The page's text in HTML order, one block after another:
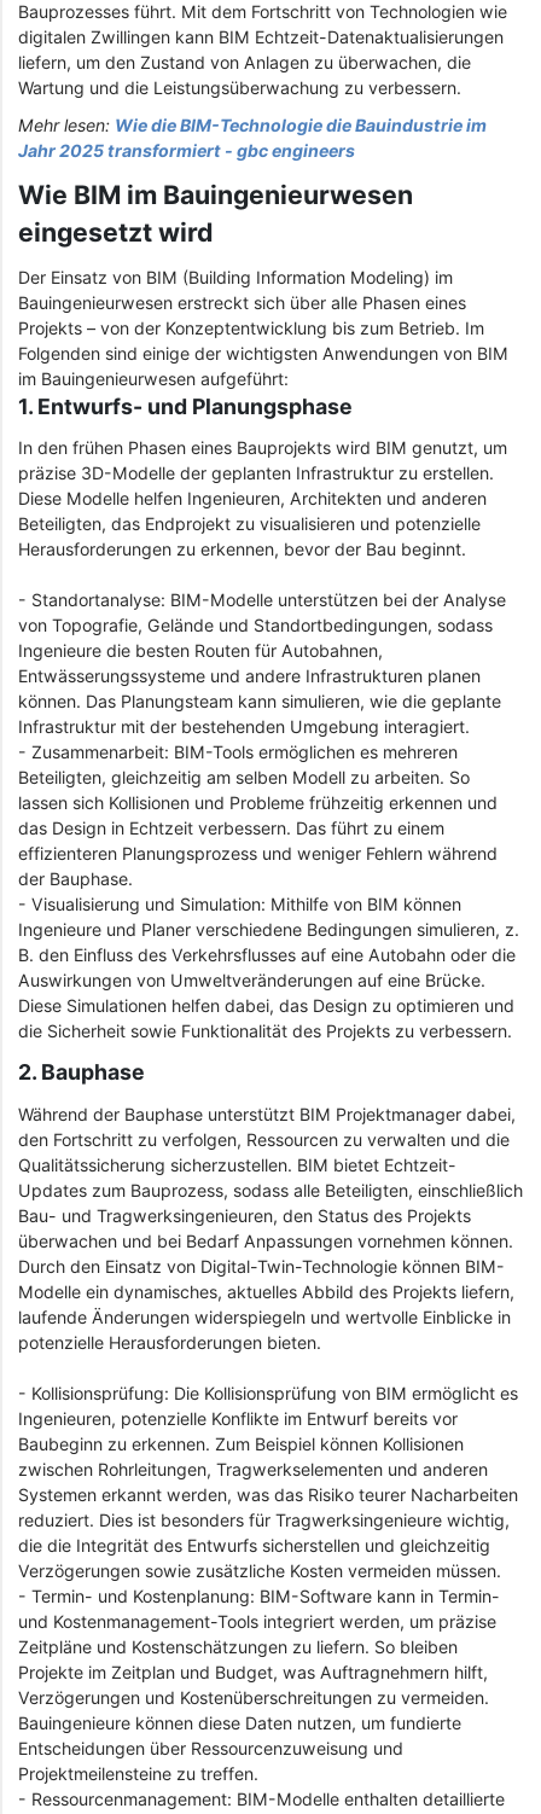
Bauprozesses führt. Mit dem Fortschritt von Technologien wie
digitalen Zwillingen kann BIM Echtzeit-Datenaktualisierungen
liefern, um den Zustand von Anlagen zu überwachen, die
Wartung und die Leistungsüberwachung zu verbessern.
Mehr lesen: Wie die BIM-Technologie die Bauindustrie im
Jahr 2025 transformiert - gbc engineers
Wie BIM im Bauingenieurwesen
eingesetzt wird
Der Einsatz von BIM (Building Information Modeling) im
Bauingenieurwesen erstreckt sich über alle Phasen eines
Projekts – von der Konzeptentwicklung bis zum Betrieb. Im
Folgenden sind einige der wichtigsten Anwendungen von BIM
im Bauingenieurwesen aufgeführt:
1. Entwurfs- und Planungsphase
In den frühen Phasen eines Bauprojekts wird BIM genutzt, um
präzise 3D-Modelle der geplanten Infrastruktur zu erstellen.
Diese Modelle helfen Ingenieuren, Architekten und anderen
Beteiligten, das Endprojekt zu visualisieren und potenzielle
Herausforderungen zu erkennen, bevor der Bau beginnt.
- Standortanalyse: BIM-Modelle unterstützen bei der Analyse
von Topografie, Gelände und Standortbedingungen, sodass
Ingenieure die besten Routen für Autobahnen,
Entwässerungssysteme und andere Infrastrukturen planen
können. Das Planungsteam kann simulieren, wie die geplante
Infrastruktur mit der bestehenden Umgebung interagiert.
- Zusammenarbeit: BIM-Tools ermöglichen es mehreren
Beteiligten, gleichzeitig am selben Modell zu arbeiten. So
lassen sich Kollisionen und Probleme frühzeitig erkennen und
das Design in Echtzeit verbessern. Das führt zu einem
effizienteren Planungsprozess und weniger Fehlern während
der Bauphase.
- Visualisierung und Simulation: Mithilfe von BIM können
Ingenieure und Planer verschiedene Bedingungen simulieren, z.
B. den Einfluss des Verkehrsflusses auf eine Autobahn oder die
Auswirkungen von Umweltveränderungen auf eine Brücke.
Diese Simulationen helfen dabei, das Design zu optimieren und
die Sicherheit sowie Funktionalität des Projekts zu verbessern.
2. Bauphase
Während der Bauphase unterstützt BIM Projektmanager dabei,
den Fortschritt zu verfolgen, Ressourcen zu verwalten und die
Qualitätssicherung sicherzustellen. BIM bietet Echtzeit-
Updates zum Bauprozess, sodass alle Beteiligten, einschließlich
Bau- und Tragwerksingenieuren, den Status des Projekts
überwachen und bei Bedarf Anpassungen vornehmen können.
Durch den Einsatz von Digital-Twin-Technologie können BIM-
Modelle ein dynamisches, aktuelles Abbild des Projekts liefern,
laufende Änderungen widerspiegeln und wertvolle Einblicke in
potenzielle Herausforderungen bieten.
- Kollisionsprüfung: Die Kollisionsprüfung von BIM ermöglicht es
Ingenieuren, potenzielle Konflikte im Entwurf bereits vor
Baubeginn zu erkennen. Zum Beispiel können Kollisionen
zwischen Rohrleitungen, Tragwerkselementen und anderen
Systemen erkannt werden, was das Risiko teurer Nacharbeiten
reduziert. Dies ist besonders für Tragwerksingenieure wichtig,
die die Integrität des Entwurfs sicherstellen und gleichzeitig
Verzögerungen sowie zusätzliche Kosten vermeiden müssen.
- Termin- und Kostenplanung: BIM-Software kann in Termin-
und Kostenmanagement-Tools integriert werden, um präzise
Zeitpläne und Kostenschätzungen zu liefern. So bleiben
Projekte im Zeitplan und Budget, was Auftragnehmern hilft,
Verzögerungen und Kostenüberschreitungen zu vermeiden.
Bauingenieure können diese Daten nutzen, um fundierte
Entscheidungen über Ressourcenzuweisung und
Projektmeilensteine zu treffen.
- Ressourcenmanagement: BIM-Modelle enthalten detaillierte